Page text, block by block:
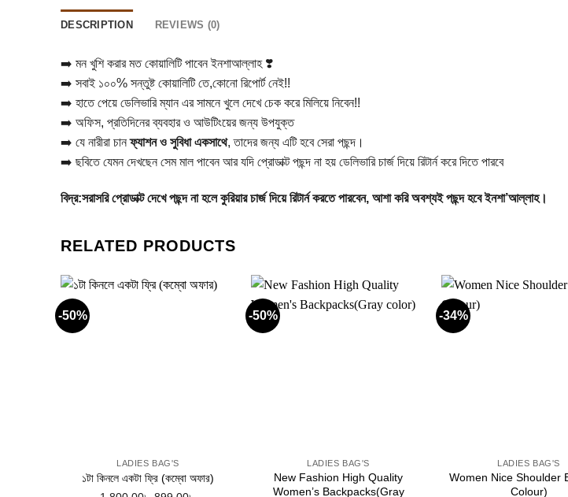
DESCRIPTION REVIEWS (0)
➡️ মন খুশি করার মত কোয়ালিটি পাবেন ইনশাআল্লাহ ❣️
➡️ সবাই ১০০% সন্তুষ্ট কোয়ালিটি তে,কোনো রিপোর্ট নেই!!
➡️ হাতে পেয়ে ডেলিভারি ম্যান এর সামনে খুলে দেখে চেক করে মিলিয়ে নিবেন!!
➡️ অফিস, প্রতিদিনের ব্যবহার ও আউটিংয়ের জন্য উপযুক্ত
➡️ যে নারীরা চানফ্যাশন ও সুবিধা একসাথে, তাদের জন্য এটি হবে সেরা পছন্দ।
➡️ ছবিতে যেমন দেখছেন সেম মাল পাবেন আর যদি প্রোডাক্ট পছন্দ না হয় ডেলিভারি চার্জ দিয়ে রিটার্ন করে দিতে পারবে
বিদ্র:সরাসরি প্রোডাক্ট দেখে পছন্দ না হলে কুরিয়ার চার্জ দিয়ে রিটার্ন করতে পারবেন, আশা করি অবশ্যই পছন্দ হবে ইনশা’আল্লাহ।
RELATED PRODUCTS
-50%
LADIES BAG'S
১টা কিনলে একটা ফ্রি (কম্বো অফার)
-50%
LADIES BAG'S
New Fashion High Quality
Women’s Backpacks(Gray
-34%
LADIES BAG'S
Women Nice Shoulder
Colour)